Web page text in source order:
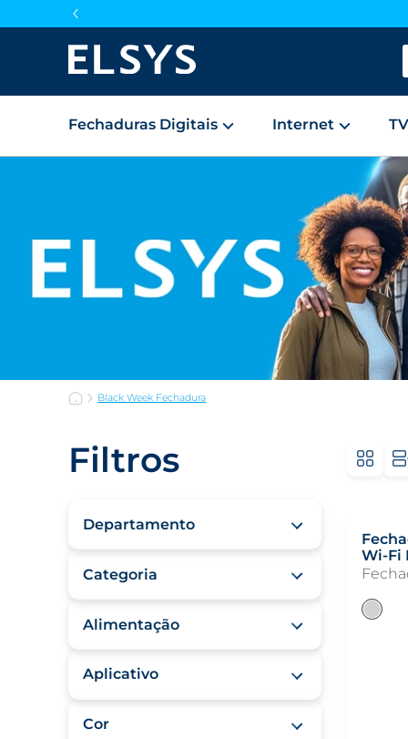
Fechaduras Digitais Internet TV
Black Week Fechadura
Filtros
Departamento
Categoria
Embutir
Fechaduras Digitais de
Sobrepor
Alimentação
Bateria de Lítio
3000mAh
Aplicativo
Cor
Wi-Fi